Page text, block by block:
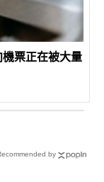
票正在被大量
by